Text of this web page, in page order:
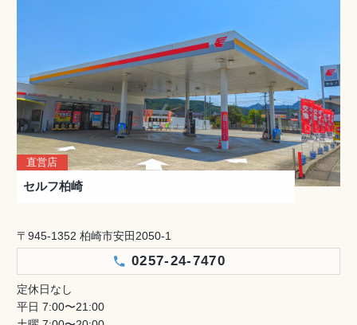
直営店
セルフ柏崎
〒945-1352 柏崎市安田2050-1
0257-24-7470
定休日なし
平日 7:00〜21:00